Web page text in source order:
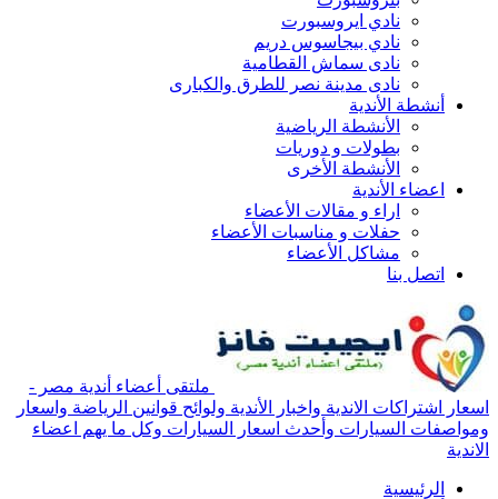
نادي ايروسبورت
نادي بيجاسوس دريم
نادى سماش القطامية
نادى مدينة نصر للطرق والكبارى
أنشطة الأندية
الأنشطة الرياضية
بطولات و دوريات
الأنشطة الأخرى
اعضاء الأندية
اراء و مقالات الأعضاء
حفلات و مناسبات الأعضاء
مشاكل الأعضاء
اتصل بنا
ملتقى أعضاء أندية مصر -
اسعار اشتراكات الاندية واخبار الأندية ولوائح قوانين الرياضة واسعار
ومواصفات السيارات وأحدث اسعار السيارات وكل ما يهم اعضاء
الاندية
الرئيسية